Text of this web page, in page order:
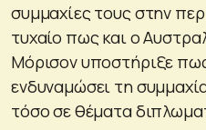
συμμαχίες τους στην
τυχαίο πως και ο
Μόρισον υποστήριξε
ενδυναμώσει τη
τόσο σε θέματα